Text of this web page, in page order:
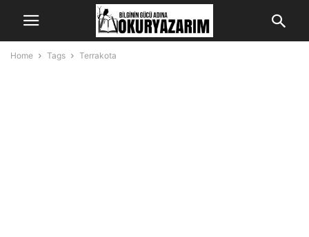
Home Tags Terrakota